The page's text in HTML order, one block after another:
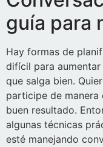
guía para
Hay formas de
difícil para
que salga bien.
participe de manera
buen resultado.
algunas técnicas
esté manejando